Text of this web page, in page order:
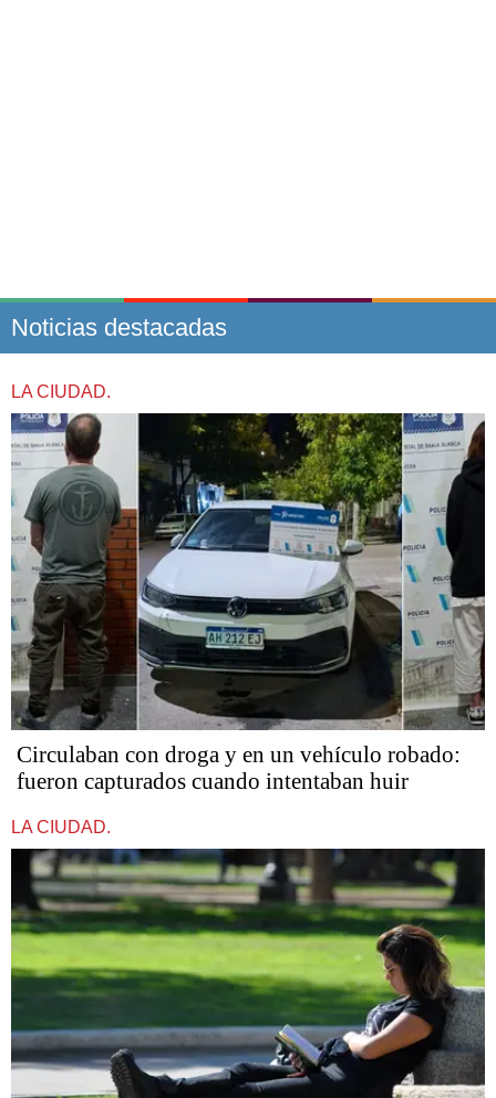
Noticias destacadas
LA CIUDAD.
Circulaban con droga y en un vehículo robado:
fueron capturados cuando intentaban huir
LA CIUDAD.